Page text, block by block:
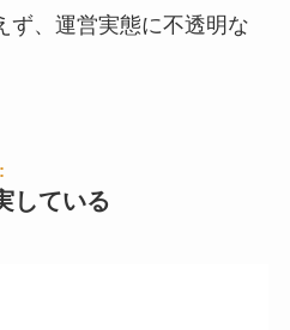
ず、運営実態に不透明な
している